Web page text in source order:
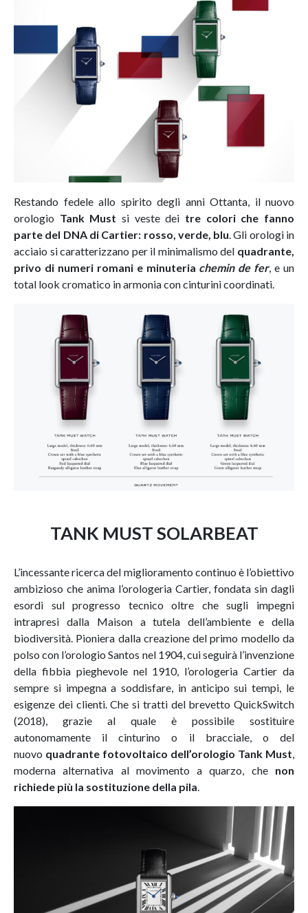
Restando fedele allo spirito degli anni Ottanta, il nuovo
orologio Tank Must si veste dei tre colori che fanno
parte del DNA di Cartier: rosso, verde, blu. Gli orologi in
acciaio si caratterizzano per il minimalismo del quadrante,
privo di numeri romani e minuteria chemin de fer, e un
total look cromatico in armonia con cinturini coordinati.
TANK MUST SOLARBEAT
L’incessante ricerca del miglioramento continuo è l’obiettivo
ambizioso che anima l’orologeria Cartier, fondata sin dagli
esordi sul progresso tecnico oltre che sugli impegni
intrapresi dalla Maison a tutela dell’ambiente e della
biodiversità. Pioniera dalla creazione del primo modello da
polso con l’orologio Santos nel 1904, cui seguirà l’invenzione
della fibbia pieghevole nel 1910, l’orologeria Cartier da
sempre si impegna a soddisfare, in anticipo sui tempi, le
esigenze dei clienti. Che si tratti del brevetto QuickSwitch
(2018), grazie al quale è possibile sostituire
autonomamente il cinturino o il bracciale, o del
nuovo quadrante fotovoltaico dell’orologio Tank Must,
moderna alternativa al movimento a quarzo, che non
richiede più la sostituzione della pila.